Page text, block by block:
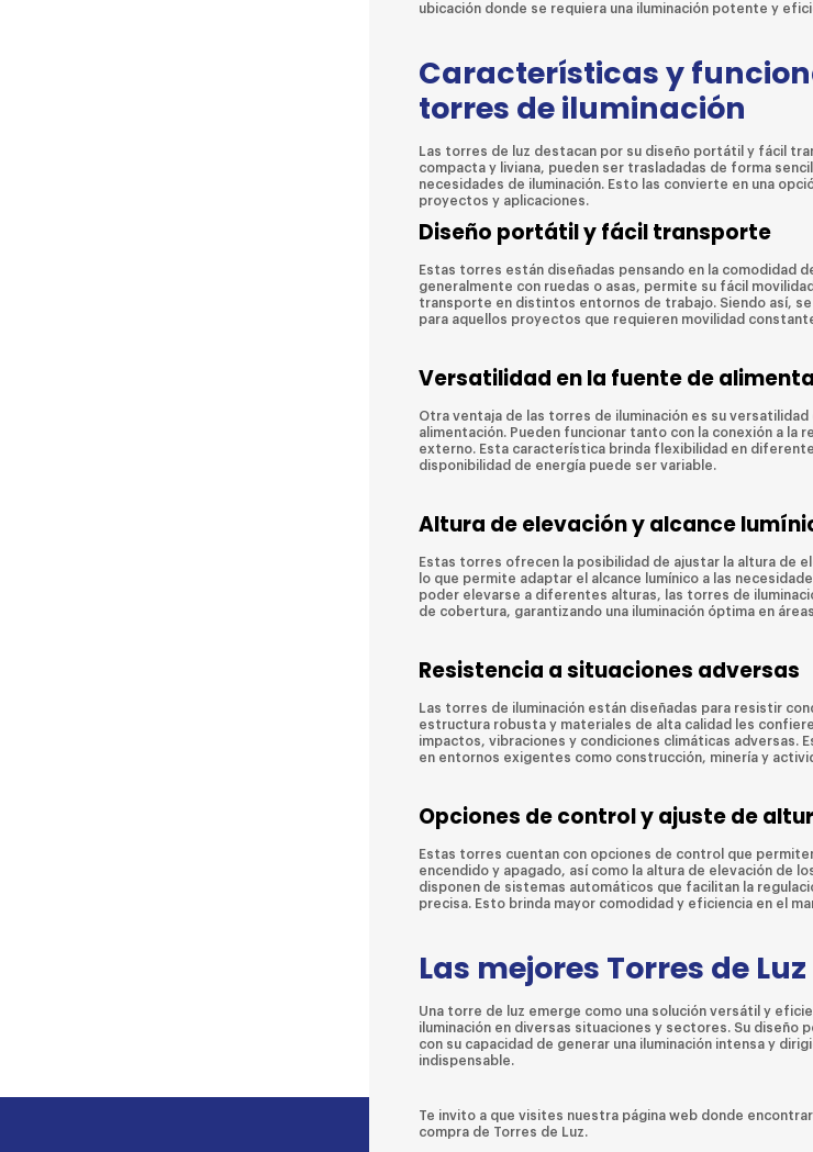
ubicación donde se requiera una iluminación potente y
Características y
torres de iluminación
Las torres de luz destacan por su diseño portátil y fácil
compacta y liviana, pueden ser trasladadas de forma
necesidades de iluminación. Esto las convierte en una
proyectos y aplicaciones.
Diseño portátil y fácil transporte
Estas torres están diseñadas pensando en la comodidad
generalmente con ruedas o asas, permite su fácil
transporte en distintos entornos de trabajo. Siendo así,
para aquellos proyectos que requieren movilidad
Versatilidad en la fuente de
Otra ventaja de las torres de iluminación es su
alimentación. Pueden funcionar tanto con la conexión a la
externo. Esta característica brinda flexibilidad en
disponibilidad de energía puede ser variable.
Altura de elevación y alcance
Estas torres ofrecen la posibilidad de ajustar la altura de
lo que permite adaptar el alcance lumínico a las
poder elevarse a diferentes alturas, las torres de
de cobertura, garantizando una iluminación óptima en
Resistencia a situaciones adversas
Las torres de iluminación están diseñadas para resistir
estructura robusta y materiales de alta calidad les
impactos, vibraciones y condiciones climáticas adversas.
en entornos exigentes como construcción, minería y
Opciones de control y ajuste de
Estas torres cuentan con opciones de control que
encendido y apagado, así como la altura de elevación de
disponen de sistemas automáticos que facilitan la
precisa. Esto brinda mayor comodidad y eficiencia en el
Las mejores Torres de
Una torre de luz emerge como una solución versátil y
iluminación en diversas situaciones y sectores. Su
con su capacidad de generar una iluminación intensa y
indispensable.
Te invito a que visites nuestra página web donde
compra de Torres de Luz.